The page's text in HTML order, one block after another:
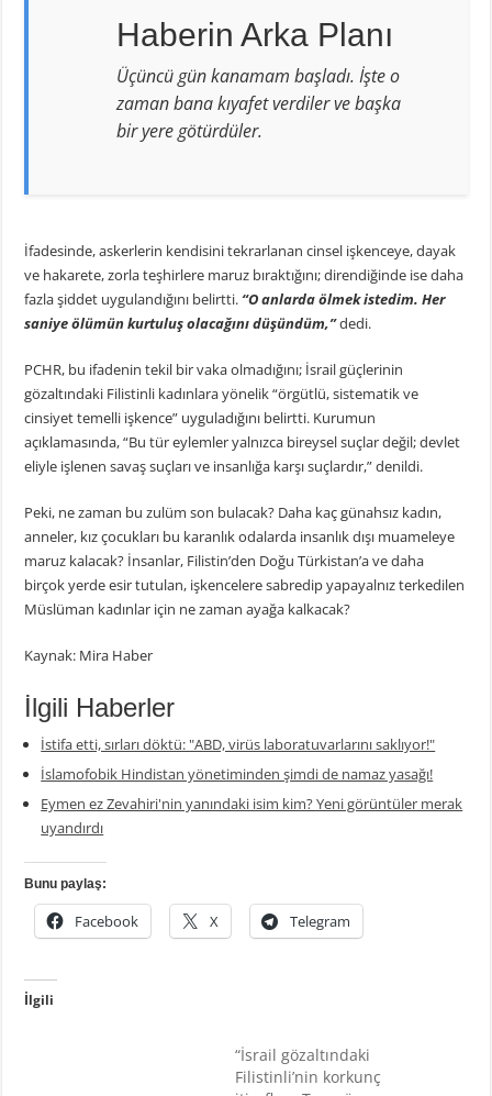
Haberin Arka Planı
Üçüncü gün kanamam başladı. İşte o
zaman bana kıyafet verdiler ve başka
bir yere götürdüler.
İfadesinde, askerlerin kendisini tekrarlanan cinsel işkenceye, dayak
ve hakarete, zorla teşhirlere maruz bıraktığını; direndiğinde ise daha
fazla şiddet uygulandığını belirtti. “O anlarda ölmek istedim. Her
saniye ölümün kurtuluş olacağını düşündüm,”dedi.
PCHR, bu ifadenin tekil bir vaka olmadığını; İsrail güçlerinin
gözaltındaki Filistinli kadınlara yönelik “örgütlü, sistematik ve
cinsiyet temelli işkence” uyguladığını belirtti. Kurumun
açıklamasında, “Bu tür eylemler yalnızca bireysel suçlar değil; devlet
eliyle işlenen savaş suçları ve insanlığa karşı suçlardır,” denildi.
Peki, ne zaman bu zulüm son bulacak? Daha kaç günahsız kadın,
anneler, kız çocukları bu karanlık odalarda insanlık dışı muameleye
maruz kalacak? İnsanlar, Filistin’den Doğu Türkistan’a ve daha
birçok yerde esir tutulan, işkencelere sabredip yapayalnız terkedilen
Müslüman kadınlar için ne zaman ayağa kalkacak?
Kaynak: Mira Haber
İlgili Haberler
İstifa etti, sırları döktü: "ABD, virüs laboratuvarlarını saklıyor!"
İslamofobik Hindistan yönetiminden şimdi de namaz yasağı!
Eymen ez Zevahiri'nin yanındaki isim kim? Yeni görüntüler merak
uyandırdı
Bunu paylaş:
Facebook X Telegram
İlgili
“İsrail gözaltındaki
Filistinli’nin korkunç